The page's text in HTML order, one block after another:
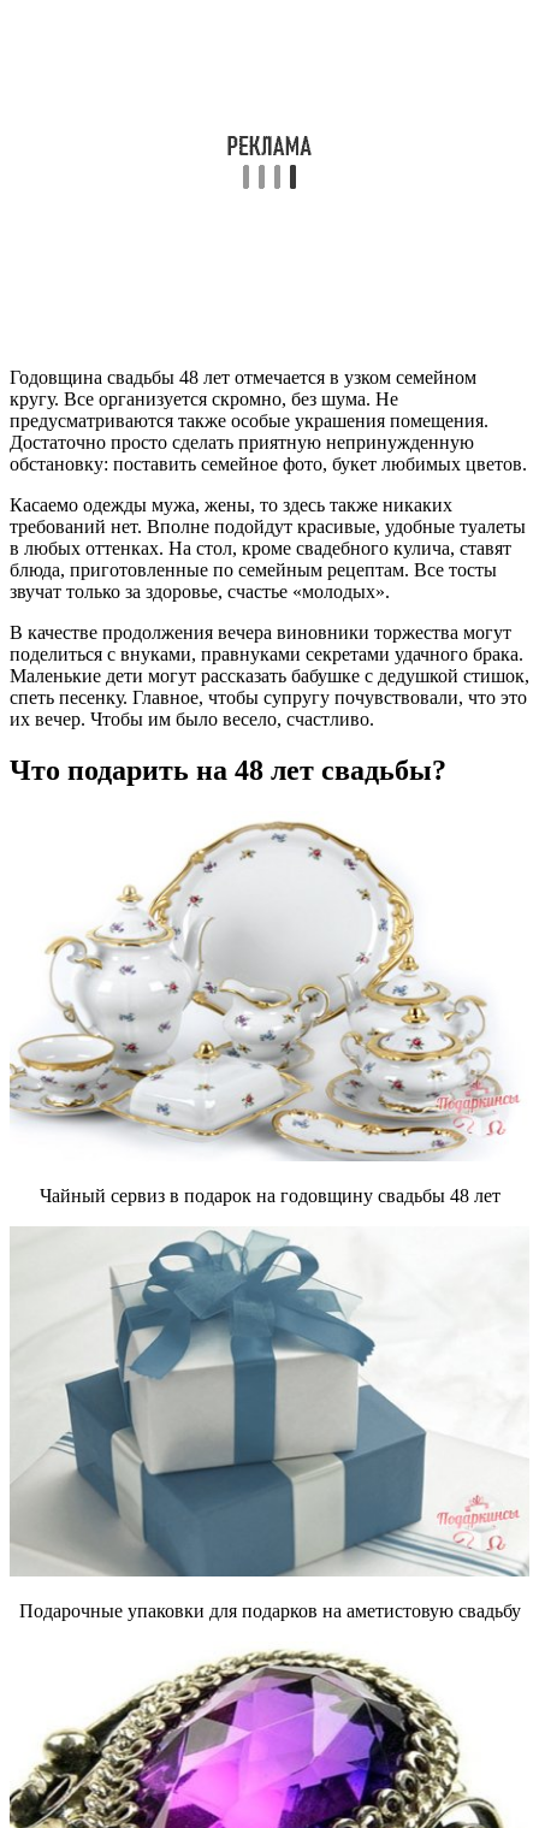
Годовщина свадьбы 48 лет отмечается в узком семейном
кругу. Все организуется скромно, без шума. Не
предусматриваются также особые украшения помещения.
Достаточно просто сделать приятную непринужденную
обстановку: поставить семейное фото, букет любимых цветов.
Касаемо одежды мужа, жены, то здесь также никаких
требований нет. Вполне подойдут красивые, удобные туалеты
в любых оттенках. На стол, кроме свадебного кулича, ставят
блюда, приготовленные по семейным рецептам. Все тосты
звучат только за здоровье, счастье «молодых».
В качестве продолжения вечера виновники торжества могут
поделиться с внуками, правнуками секретами удачного брака.
Маленькие дети могут рассказать бабушке с дедушкой стишок,
спеть песенку. Главное, чтобы супругу почувствовали, что это
их вечер. Чтобы им было весело, счастливо.
Что подарить на 48 лет свадьбы?
Чайный сервиз в подарок на годовщину свадьбы 48 лет
Подарочные упаковки для подарков на аметистовую свадьбу